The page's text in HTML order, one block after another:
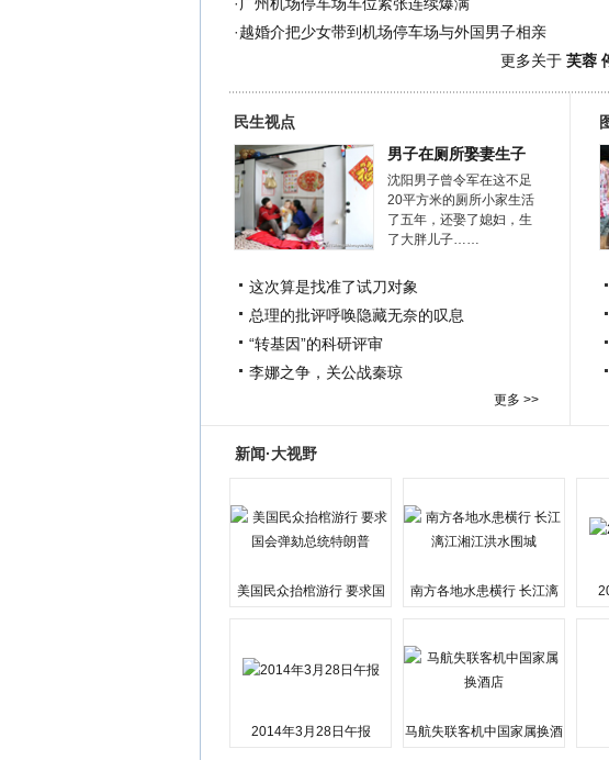
·越婚介把少女带到机场停车场与外国男子相亲
更多关于 芙蓉
民生视点
男子在厕所娶妻生子
沈阳男子曾令军在这不足
20平方米的厕所小家生活
了五年，还娶了媳妇，生
了大胖儿子……
这次算是找准了试刀对象
总理的批评呼唤隐藏无奈的叹息
“转基因”的科研评审
李娜之争，关公战秦琼
更多 >>
新闻·大视野
美国民众抬棺游行 要求国
南方各地水患横行 长江漓
2014年3月28日午报
马航失联客机中国家属换酒